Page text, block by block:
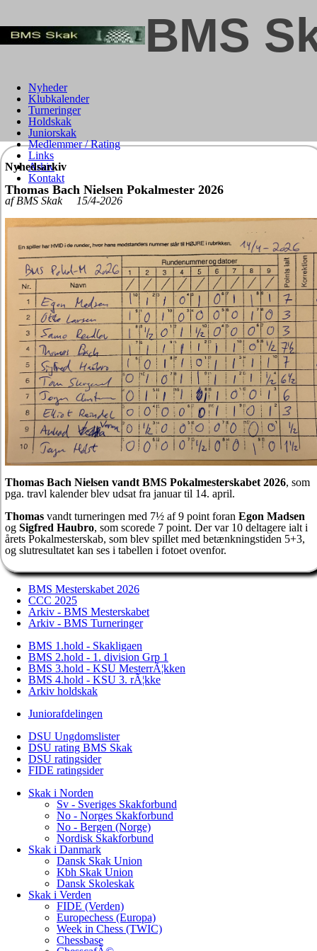
BMS
Nyheder
Klubkalender
Turneringer
Holdskak
Juniorskak
Medlemmer / Rating
Links
Arkiv
Kontakt
Nyhedsarkiv
Thomas Bach Nielsen Pokalmester 2026
af BMS Skak 15/4-2026
Thomas Bach Nielsen vandt BMS Pokalmesterskabet 2026, som
pga. travl kalender blev udsat fra januar til 14. april.
Thomas vandt turneringen med 7½ af 9 point foran Egon Madsen
og Sigfred Haubro, som scorede 7 point. Der var 10 deltagere ialt i
årets Pokalmesterskab, som blev spillet med betænkningstiden 5+3,
og slutresultatet kan ses i tabellen i fotoet ovenfor.
BMS Mesterskabet 2026
CCC 2025
Arkiv - BMS Mesterskabet
Arkiv - BMS Turneringer
BMS 1.hold - Skakligaen
BMS 2.hold - 1. division Grp 1
BMS 3.hold - KSU MesterrÃ¦kken
BMS 4.hold - KSU 3. rÃ¦kke
Arkiv holdskak
Juniorafdelingen
DSU Ungdomslister
DSU rating BMS Skak
DSU ratingsider
FIDE ratingsider
Skak i Norden
Sv - Sveriges Skakforbund
No - Norges Skakforbund
No - Bergen (Norge)
Nordisk Skakforbund
Skak i Danmark
Dansk Skak Union
Kbh Skak Union
Dansk Skoleskak
Skak i Verden
FIDE (Verden)
Europechess (Europa)
Week in Chess (TWIC)
Chessbase